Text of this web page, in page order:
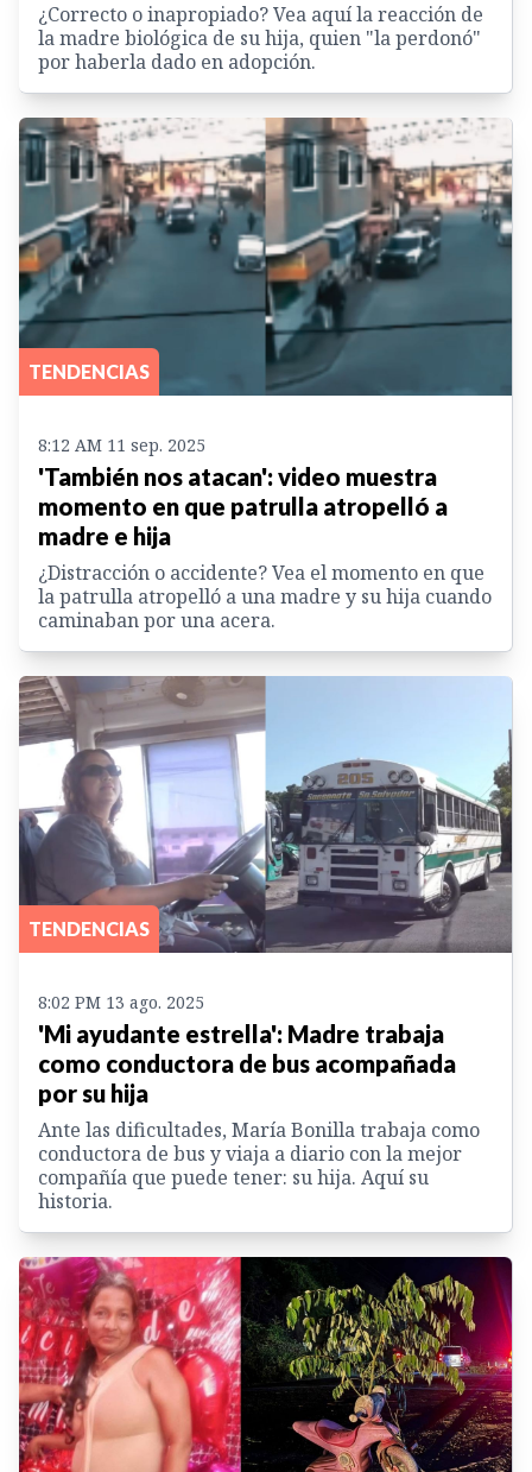
¿Correcto o inapropiado? Vea aquí la reacción de
la madre biológica de su hija, quien "la perdonó"
por haberla dado en adopción.
TENDENCIAS
8:12 AM 11 sep. 2025
'También nos atacan': video muestra
momento en que patrulla atropelló a
madre e hija
¿Distracción o accidente? Vea el momento en que
la patrulla atropelló a una madre y su hija cuando
caminaban por una acera.
TENDENCIAS
8:02 PM 13 ago. 2025
'Mi ayudante estrella': Madre trabaja
como conductora de bus acompañada
por su hija
Ante las dificultades, María Bonilla trabaja como
conductora de bus y viaja a diario con la mejor
compañía que puede tener: su hija. Aquí su
historia.